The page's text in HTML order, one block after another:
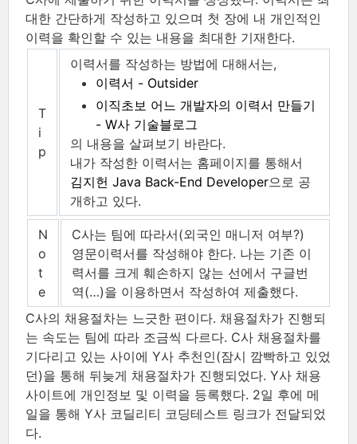
대한 간단하게 작성하고 있으며 첫 장에 내 개인적인
이력을 확인할 수 있는 내용을 최대한 기재한다.
T
i
p
이력서를 작성하는 방법에 대해서는,
이력서 - Outsider
이직초보 어느 개발자의 이력서 만들기
- W사 기술블로그
의 내용을 살펴보기 바란다.
내가 작성한 이력서는 홈페이지를 통해서
김지헌 Java Back-End Developer으로 공
개하고 있다.
N
o
t
e
C사는 팀에 따라서(외국인 매니저 여부?)
영문이력서를 작성해야 한다. 나는 기존 이
력서를 크게 훼손하지 않는 선에서 구글번
역(…​)을 이용하면서 작성하여 제출했다.
C사의 채용절차는 느긋한 편이다. 채용절차가 진행되
는 속도는 팀에 따라 조금씩 다르다. C사 채용절차를
기다리고 있는 사이에 Y사 추천인(잠시 깜빡하고 있었
던)을 통해 뒤늦게 채용절차가 진행되었다. Y사 채용
사이트에 개인정보 및 이력을 등록했다. 2일 후에 메
일을 통해 Y사 코딜리티 코딩테스트 링크가 전달되었
다.